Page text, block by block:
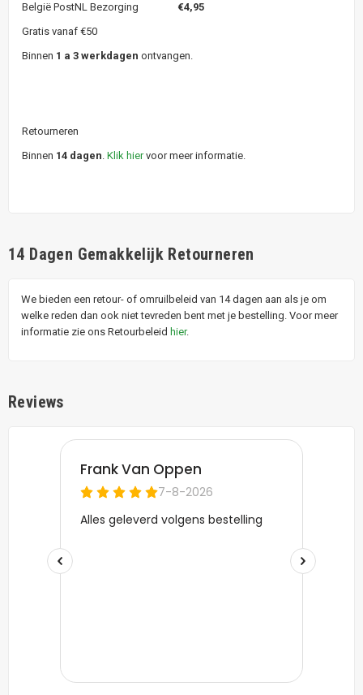
België PostNL Bezorging €4,95
Gratis vanaf €50
Binnen 1 a 3 werkdagen ontvangen.
Retourneren
Binnen 14 dagen Klik hiervoor meer informatie.
14 Dagen Gemakkelijk Retourneren
We bieden een retour- of omruilbeleid van 14 dagen aan als je om
welke reden dan ook niet tevreden bent met je bestelling. Voor meer
informatie zie ons Retourbeleid hier.
Reviews